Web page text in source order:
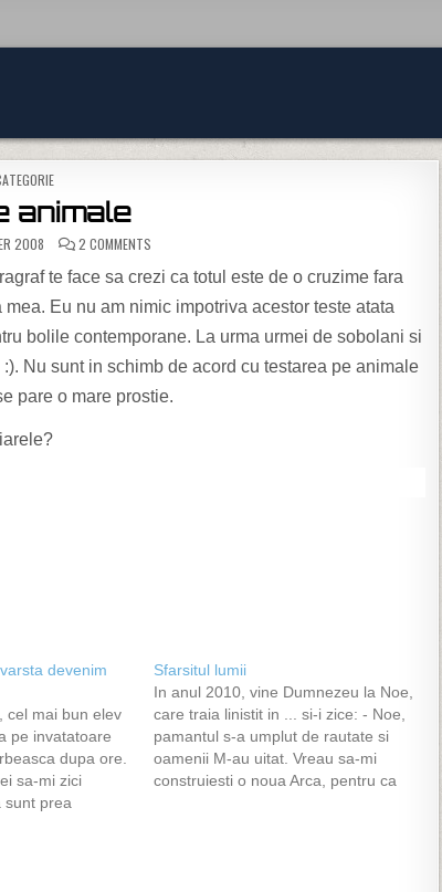
IN
animale
2008 2 COMMENTS
te face sa crezi ca totul este de o cruzime fara
Eu nu am nimic impotriva acestor teste atata
bolile contemporane. La urma urmei de sobolani si
Nu sunt in schimb de acord cu testarea pe animale
pare o mare prostie.
devenim
cel mai bun elev
pe invatatoare
dupa ore.
sa-mi zici
sunt prea
Sfarsitul lumii
In anul 2010, vine Dumnezeu la Noe,
care traia linistit in ... si-i zice: - Noe,
pamantul s-a umplut de rautate si
oamenii M-au uitat. Vreau sa-mi
construiesti o noua Arca, pentru ca